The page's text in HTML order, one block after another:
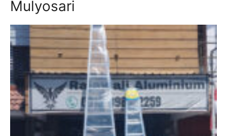
Mulyosari